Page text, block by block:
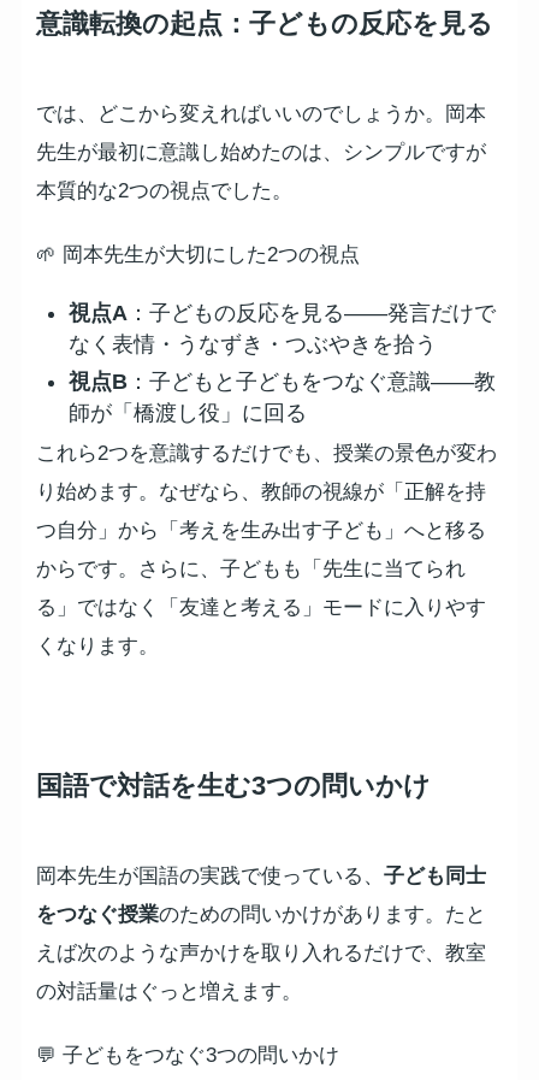
意識転換の起点：子どもの反応を見る
では、どこから変えればいいのでしょうか。岡本
先生が最初に意識し始めたのは、シンプルですが
本質的な2つの視点でした。
🌱 岡本先生が大切にした2つの視点
視点A：子どもの反応を見る——発言だけで
なく表情・うなずき・つぶやきを拾う
視点B：子どもと子どもをつなぐ意識——教
師が「橋渡し役」に回る
これら2つを意識するだけでも、授業の景色が変わ
り始めます。なぜなら、教師の視線が「正解を持
つ自分」から「考えを生み出す子ども」へと移る
からです。さらに、子どもも「先生に当てられ
る」ではなく「友達と考える」モードに入りやす
くなります。
国語で対話を生む3つの問いかけ
岡本先生が国語の実践で使っている、 子ども同士
をつなぐ授業のための問いかけがあります。たと
えば次のような声かけを取り入れるだけで、教室
の対話量はぐっと増えます。
💬 子どもをつなぐ3つの問いかけ